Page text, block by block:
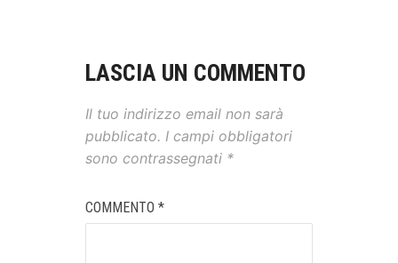
LASCIA UN COMMENTO
Il tuo indirizzo email non sarà
pubblicato. I campi obbligatori
sono contrassegnati *
COMMENTO*